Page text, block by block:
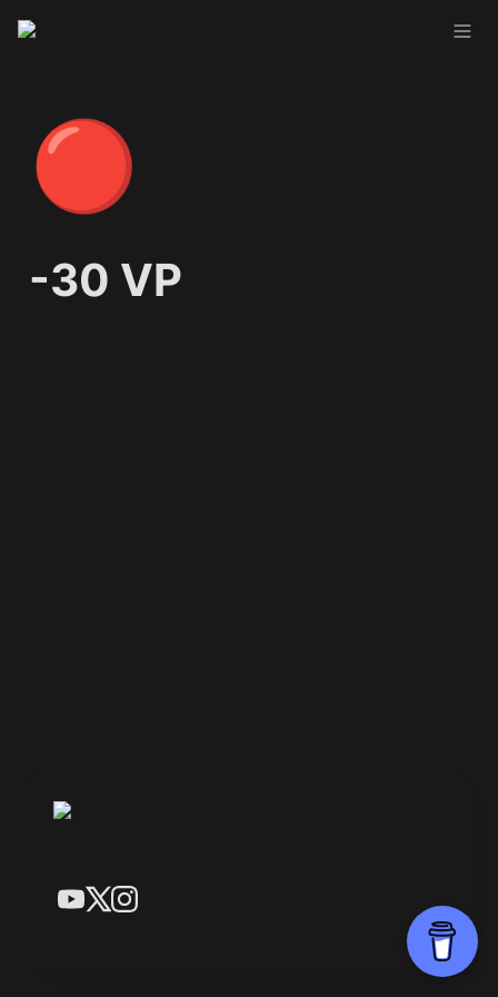
🔴
-30 VP